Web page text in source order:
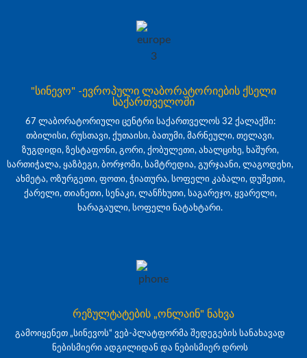
"სინევო" -ევროპული ლაბორატორიების ქსელი
საქართველოში
67 ლაბორატორიული ცენტრი საქართველოს 32 ქალაქში:
თბილისი, რუსთავი, ქუთაისი, ბათუმი, მარნეული, თელავი,
ზუგდიდი, ზესტაფონი, გორი, ქობულეთი, ახალციხე, ხაშური,
სართიჭალა, ყაზბეგი, ბორჯომი, სამტრედია, გურჯაანი, ლაგოდეხი,
ახმეტა, ოზურგეთი, ფოთი, ჭიათურა, სოფელი კაბალი, დუშეთი,
ქარელი, თიანეთი, სენაკი, ლანჩხუთი, საგარეჯო, ყვარელი,
ხარაგაული, სოფელი ნატახტარი.
რეზულტატების „ონლაინ" ნახვა
გამოიყენეთ „სინევოს“ ვებ-პლატფორმა შედეგების სანახავად
ნებისმიერი ადგილიდან და ნებისმიერ დროს